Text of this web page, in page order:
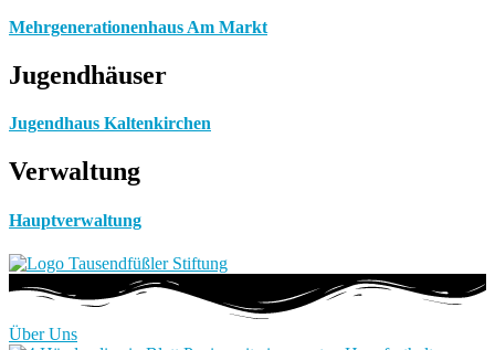
Mehrgenerationenhaus Am Markt
Jugendhäuser
Jugendhaus Kaltenkirchen
Verwaltung
Hauptverwaltung
Über Uns